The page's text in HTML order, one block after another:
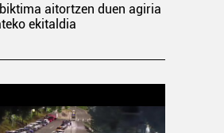
aitortzen duen agiria
ekitaldia